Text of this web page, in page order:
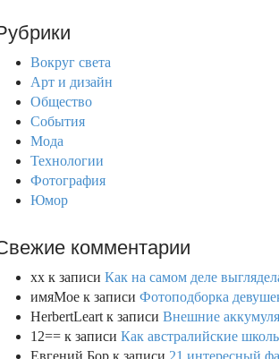
Вокруг света
Арт и дизайн
Общество
События
Мода
Технологии
Фотография
Юмор
комментарии
xx к записи Как на самом деле
имяМое к записи Фотоподборка
HerbertLeart к записи Внешние
12== к записи Как австралийские
Евгений Бор к записи 21 интересный